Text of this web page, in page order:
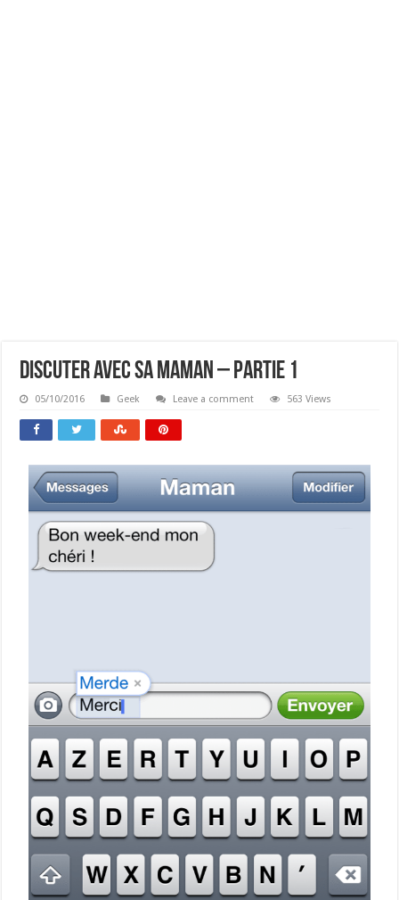
Discuter Avec Sa Maman – Partie 1
05/10/2016 Geek Leave a comment 563 Views